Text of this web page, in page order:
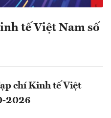
tế Việt Nam số
chí Kinh tế Việt
2026